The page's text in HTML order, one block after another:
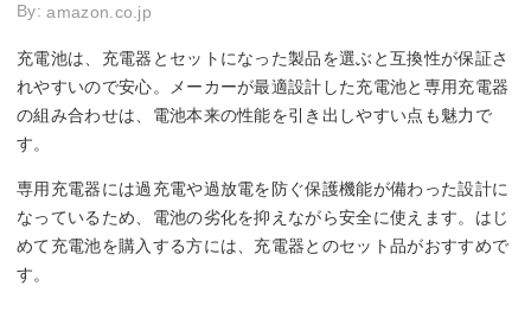
By:amazon.co.jp
充電池は、充電器とセットになった製品を選ぶと互換性が保証さ
れやすいので安心。メーカーが最適設計した充電池と専用充電器
の組み合わせは、電池本来の性能を引き出しやすい点も魅力で
す。
専用充電器には過充電や過放電を防ぐ保護機能が備わった設計に
なっているため、電池の劣化を抑えながら安全に使えます。はじ
めて充電池を購入する方には、充電器とのセット品がおすすめで
す。